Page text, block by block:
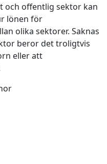
och offentlig sektor kan
lönen för
olika sektorer. Saknas
beror det troligtvis
eller att